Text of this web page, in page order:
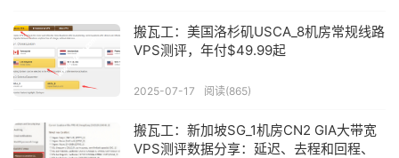
搬瓦工：美国洛杉矶USCA_8机房常规线路
VPS测评，年付$49.99起
2025-07-17 阅读(865)
搬瓦工：新加坡SG_1机房CN2 GIA大带宽
VPS测评数据分享：延迟、去程和回程、